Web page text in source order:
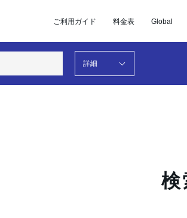
ご利用ガイド 料金表 Global
詳細
検